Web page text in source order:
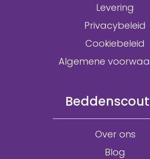
Levering
Privacybeleid
Cookiebeleid
Algemene
Over ons
Blog